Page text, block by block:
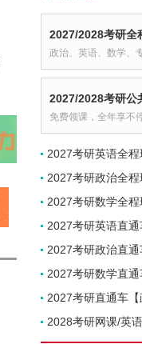
2027/2028考研全
政治、英语、数学、
2027/2028考研公
免费领课，全年享不
2027考研英语全程
2027考研政治全程
2027考研数学全程
2027考研英语直通
2027考研政治直通
2027考研数学直通
2027考研直通车【
2028考研网课/英